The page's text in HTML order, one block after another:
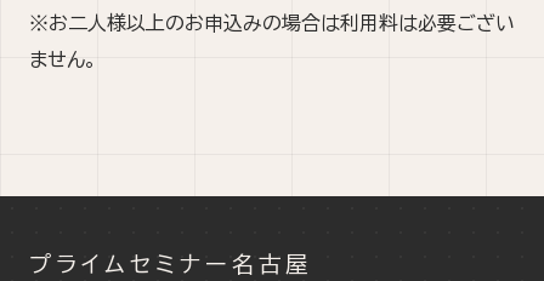
※お二人様以上のお申込みの場合は利用料は必要ござい
ません。
プライムセミナー名古屋